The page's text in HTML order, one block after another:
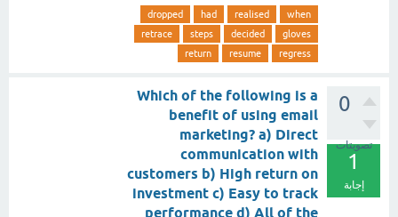
when
realised
had
dropped
gloves
decided
steps
retrace
regress
resume
return
0
تصويتات
1
إجابة
Which of the following is a
benefit of using email
marketing? a) Direct
communication with
customers b) High return on
investment c) Easy to track
performance d) All of the